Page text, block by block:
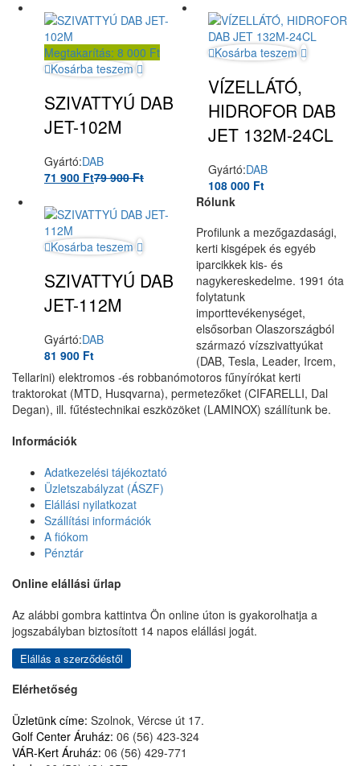
Megtakarítás: 8 000 Ft
Kosárba teszem
SZIVATTYÚ DAB
JET-102M
Gyártó:DAB
71 900 Ft79 900Ft
Kosárba teszem
VÍZELLÁTÓ,
HIDROFOR DAB
JET 132M-24CL
Gyártó:DAB
108 000 Ft
Kosárba teszem
SZIVATTYÚ DAB
JET-112M
Gyártó:DAB
81 900 Ft
Rólunk
Profilunk a mezőgazdasági,
kerti kisgépek és egyéb
iparcikkek kis- és
nagykereskedelme. 1991 óta
folytatunk
importtevékenységet,
elsősorban Olaszországból
származó vízszivattyúkat
(DAB, Tesla, Leader, Ircem,
Tellarini) elektromos -és robbanómotoros fűnyírókat kerti
traktorokat (MTD, Husqvarna), permetezőket (CIFARELLI, Dal
Degan), ill. fűtéstechnikai eszközöket (LAMINOX) szállítunk be.
Információk
Adatkezelési tájékoztató
Üzletszabályzat (ÁSZF)
Elállási nyilatkozat
Szállítási információk
A fiókom
Pénztár
Online elállási űrlap
Az alábbi gombra kattintva Ön online úton is gyakorolhatja a
jogszabályban biztosított 14 napos elállási jogát.
Elállás a szerződéstől
Elérhetőség
Üzletünk címe: Szolnok, Vércse út 17.
Golf Center Áruház: 06 (56) 423-324
VÁR-Kert Áruház: 06 (56) 429-771